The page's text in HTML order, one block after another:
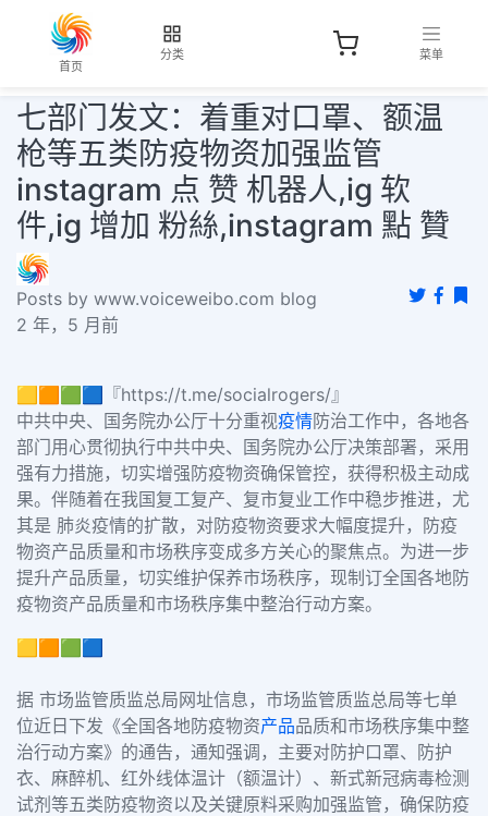
首页
分类 菜单
七部门发文：着重对口罩、额温
枪等五类防疫物资加强监管
instagram 点 赞 机器人,ig 软
件,ig 增加 粉絲,instagram 點 贊
Posts by www.voiceweibo.com blog
2 年，5 月前
🟨🟧🟩🟦『https://t.me/socialrogers/』
中共中央、国务院办公厅十分重视疫情防治工作中，各地各
部门用心贯彻执行中共中央、国务院办公厅决策部署，采用
强有力措施，切实增强防疫物资确保管控，获得积极主动成
果。伴随着在我国复工复产、复市复业工作中稳步推进，尤
其是 肺炎疫情的扩散，对防疫物资要求大幅度提升，防疫
物资产品质量和市场秩序变成多方关心的聚焦点。为进一步
提升产品质量，切实维护保养市场秩序，现制订全国各地防
疫物资产品质量和市场秩序集中整治行动方案。
🟨🟧🟩🟦
据 市场监管质监总局网址信息，市场监管质监总局等七单
位近日下发《全国各地防疫物资产品品质和市场秩序集中整
治行动方案》的通告，通知强调，主要对防护口罩、防护
衣、麻醉机、红外线体温计（额温计）、新式新冠病毒检测
试剂等五类防疫物资以及关键原料采购加强监管，确保防疫